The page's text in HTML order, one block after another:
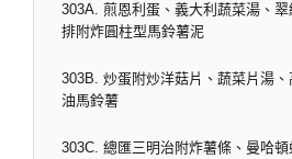
303A. 煎恩利蛋、義大利蔬菜湯、
排附炸圓柱型馬鈴薯泥
303B. 炒蛋附炒洋菇片、蔬菜片湯
油馬鈴薯
303C. 總匯三明治附炸薯條、曼哈